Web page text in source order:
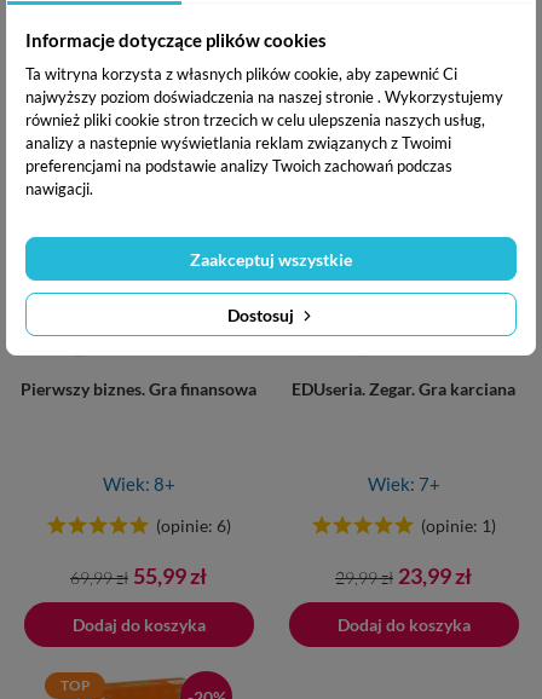
Cena
podstawowa
29,99 złCena
23,99 zł
Dodaj do koszyka
Cena
podstawowa
46,99 złCena
32,89 zł
Dodaj do koszyka
Dodano do koszyka
Pierwszy biznes. Gra finansowa
Wiek: 8+
(opinie: 6)
Cena
podstawowa
69,99 zł Cena
55,99 zł
Dodaj do koszyka
EDUseria. Zegar. Gra karciana
Wiek: 7+
(opinie: 1)
Cena
podstawowa
29,99 zł Cena
23,99 zł
Dodaj do koszyka
Dodano do koszyka
TOP
Informacje dotyczące plików cookies
Ta witryna korzysta z własnych plików cookie, aby zapewnić Ci
najwyższy poziom doświadczenia na naszej stronie . Wykorzystujemy
również pliki cookie stron trzecich w celu ulepszenia naszych usług,
analizy a nastepnie wyświetlania reklam związanych z Twoimi
preferencjami na podstawie analizy Twoich zachowań podczas
nawigacji.
Dostosuj
Zaakceptuj wszystkie